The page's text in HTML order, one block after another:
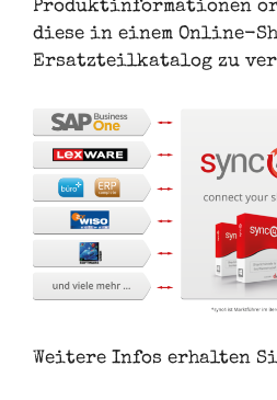
Produktinformationen
diese in einem Online-
Ersatzteilkatalog zu
Weitere Infos erhalten